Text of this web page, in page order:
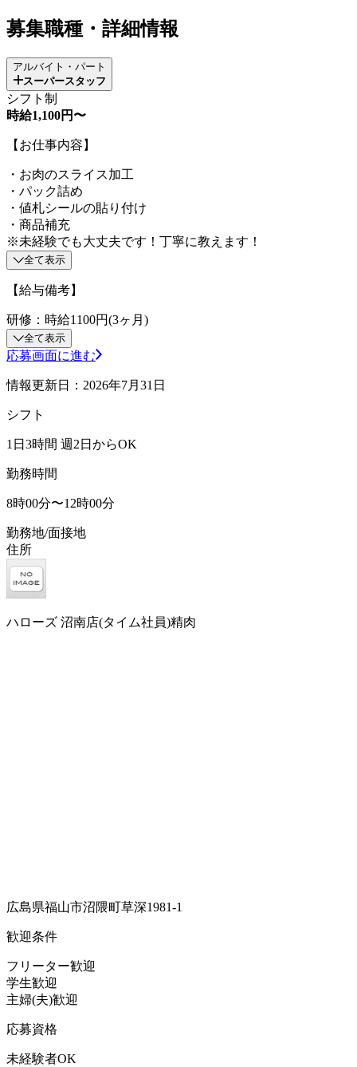
募集職種・詳細情報
アルバイト・パート
スーパースタッフ
シフト制
時給1,100円〜
【お仕事内容】
・お肉のスライス加工
・パック詰め
・値札シールの貼り付け
・商品補充
※未経験でも大丈夫です！丁寧に教えます！
全て表示
【給与備考】
研修：時給1100円(3ヶ月)
全て表示
応募画面に進む
情報更新日：2026年7月31日
シフト
1日3時間 週2日からOK
勤務時間
8時00分〜12時00分
勤務地/面接地
住所
ハローズ 沼南店(タイム社員)精肉
広島県福山市沼隈町草深1981-1
歓迎条件
フリーター歓迎
学生歓迎
主婦(夫)歓迎
応募資格
未経験者OK